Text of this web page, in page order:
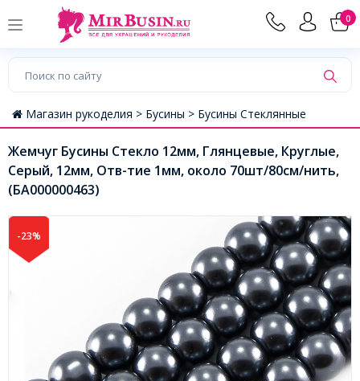
0
Магазин рукоделия > Бусины > Бусины Стеклянные
Жемчуг Бусины Стекло 12мм, Глянцевые, Круглые,
Серый, 12мм, Отв-тие 1мм, около 70шт/80см/нить,
(БА000000463)
-23%